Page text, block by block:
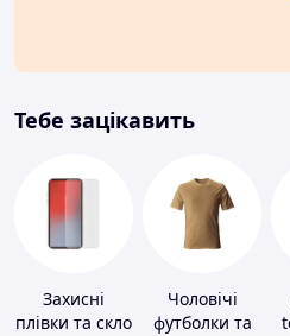
Тебе зацікавить
Захисні
плівки та скло
Чоловічі
футболки та